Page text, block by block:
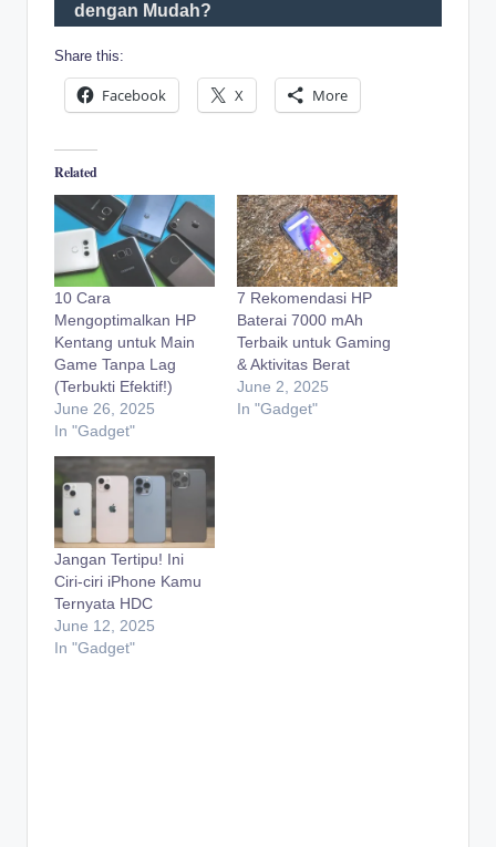
dengan Mudah?
Share this:
Facebook X More
Related
10 Cara
Mengoptimalkan HP
Kentang untuk Main
Game Tanpa Lag
(Terbukti Efektif!)
June 26, 2025
In "Gadget"
7 Rekomendasi HP
Baterai 7000 mAh
Terbaik untuk Gaming
& Aktivitas Berat
June 2, 2025
In "Gadget"
Jangan Tertipu! Ini
Ciri-ciri iPhone Kamu
Ternyata HDC
June 12, 2025
In "Gadget"